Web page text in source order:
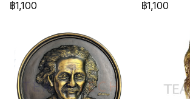
฿1,100 ฿1,100